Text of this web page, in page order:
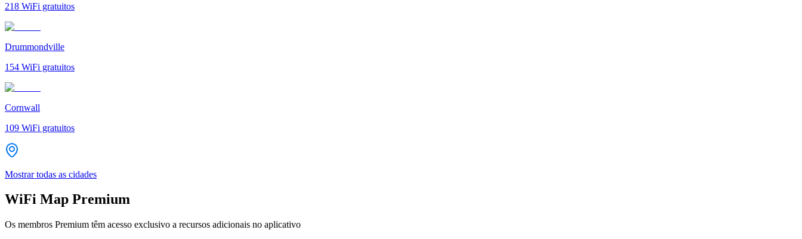
218 WiFi gratuitos
Drummondville
154 WiFi gratuitos
Cornwall
109 WiFi gratuitos
Mostrar todas as cidades
WiFi Map Premium
Os membros Premium têm acesso exclusivo a recursos adicionais no aplicativo